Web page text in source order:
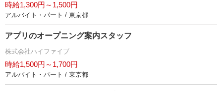
時給1,300円～1,500円
アルバイト・パート / 東京都
アプリのオープニング案内スタッフ
株式会社ハイファイブ
時給1,500円～1,700円
アルバイト・パート / 東京都